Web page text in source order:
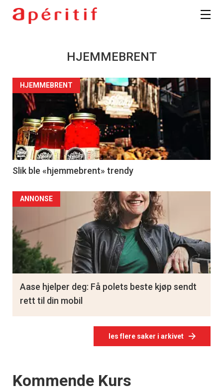
HJEMMEBRENT
HJEMMEBRENT
Slik ble «hjemmebrent» trendy
les flere saker i arkivet
ANNONSE
Aase hjelper deg: Få polets beste kjøp sendt
rett til din mobil
Events
Kommende Kurs